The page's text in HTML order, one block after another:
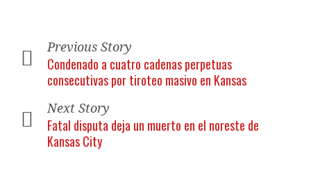
Previous Story
Condenado a cuatro cadenas perpetuas
consecutivas por tiroteo masivo en Kansas
Next Story
Fatal disputa deja un muerto en el noreste de
Kansas City